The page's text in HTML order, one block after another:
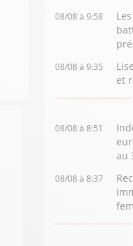
08/08 à 9:58
08/08 à 9:35
et
08/08 à 8:51
au
08/08 à 8:37